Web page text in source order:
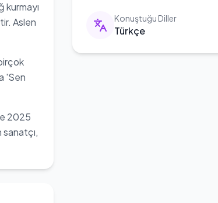
Konuştuğu Diller
Türkçe
kurmayı
Aslen
'Sen
2025
sanatçı,